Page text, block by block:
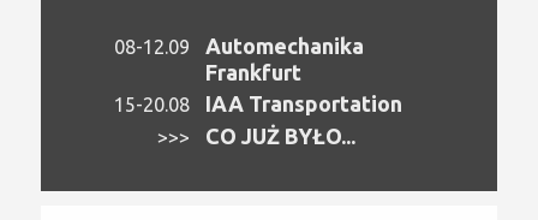
08-12.09
Automechanika
Frankfurt
15-20.08 IAA Transportation
>>> CO JUŻ BYŁO...